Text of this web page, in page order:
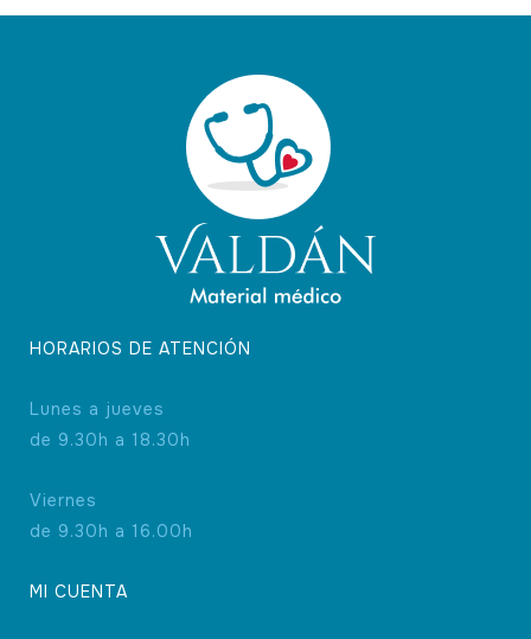
HORARIOS DE ATENCIÓN
Lunes a jueves
de 9.30h a 18.30h
Viernes
de 9.30h a 16.00h
MI CUENTA